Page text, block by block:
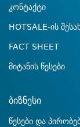
კონტაქტი
HOTSALE-ის
FACT SHEET
მიტანის წესები
ბიზნესი
წესები და